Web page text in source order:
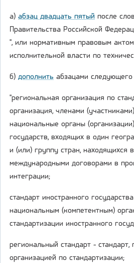
а) абзац двадцать пятый после
Правительства Российской
", или нормативным правовым
исполнительной власти по
б) дополнить абзацами
"региональная организация по
организация, членами
национальные органы
государств, входящих в один
и (или) группу стран, находящихся
международными договорами в
интеграции;
стандарт иностранного
национальным (компетентным)
стандартизации иностранного
региональный стандарт -
организацией по стандартизации;